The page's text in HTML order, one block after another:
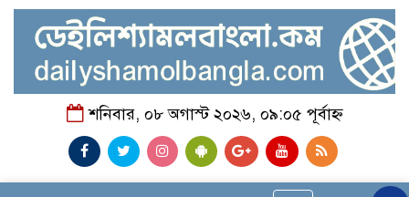
শনিবার, ০৮ অগাস্ট ২০২৬, ০৯:০৫ পূর্বাহ্ন